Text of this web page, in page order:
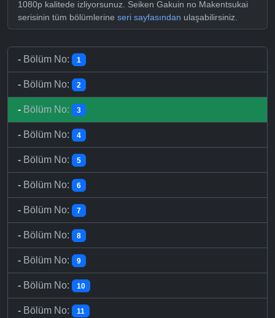
1080p kalitede izliyorsunuz. Seiken Gakuin no Makentsukai
serisinin tüm bölümlerine seri sayfasından ulaşabilirsiniz.
- Bölüm No: 1
- Bölüm No: 2
- Bölüm No: 3
- Bölüm No: 4
- Bölüm No: 5
- Bölüm No: 6
- Bölüm No: 7
- Bölüm No: 8
- Bölüm No: 9
- Bölüm No: 10
- Bölüm No: 11